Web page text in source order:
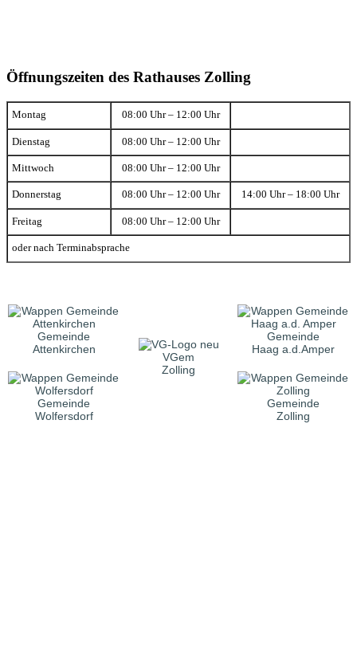
Öffnungszeiten des Rathauses Zolling
Montag 08:00 Uhr – 12:00 Uhr
Dienstag 08:00 Uhr – 12:00 Uhr
Mittwoch 08:00 Uhr – 12:00 Uhr
Donnerstag 08:00 Uhr – 12:00 Uhr 14:00 Uhr – 18:00 Uhr
Freitag 08:00 Uhr – 12:00 Uhr
oder nach Terminabsprache
Gemeinde
Attenkirchen
VGem
Zolling
Gemeinde
Haag a.d.Amper
Gemeinde
Wolfersdorf
Gemeinde
Zolling